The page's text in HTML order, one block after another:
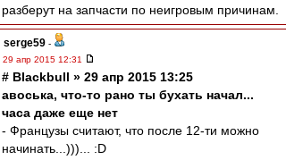
разберут на запчасти по неигровым причинам.
serge59 -
29 апр 2015 12:31
# Blackbull » 29 апр 2015 13:25
авоська, что-то рано ты бухать начал...
часа даже еще нет
- Французы считают, что после 12-ти можно
начинать...)))... :D